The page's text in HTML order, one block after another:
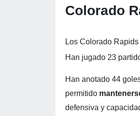
Colorado
Los Colorado
Han jugado 23
Han anotado 44
permitido
defensiva y